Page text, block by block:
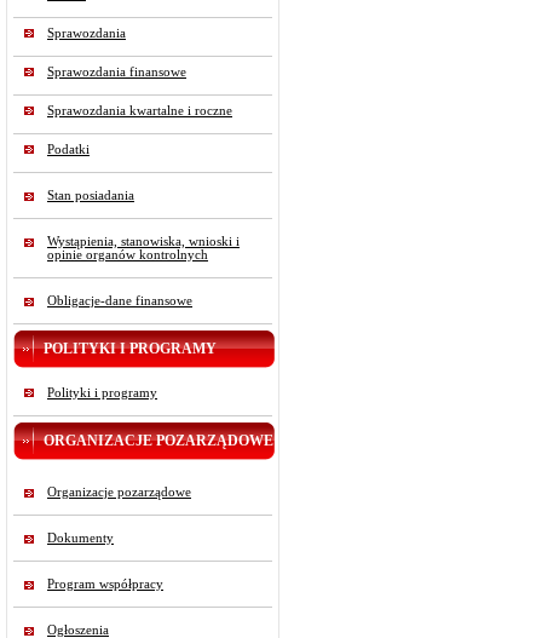
Sprawozdania
Sprawozdania finansowe
Sprawozdania kwartalne i roczne
Podatki
Stan posiadania
Wystąpienia, stanowiska, wnioski i
opinie organów kontrolnych
Obligacje-dane finansowe
POLITYKI I PROGRAMY
Polityki i programy
ORGANIZACJE POZARZĄDOWE
Organizacje pozarządowe
Dokumenty
Program współpracy
Ogłoszenia